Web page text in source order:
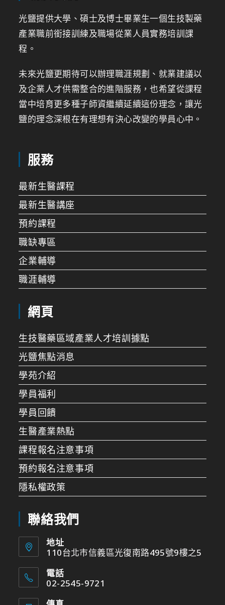
光鹽提供大學、碩士及博士畢業生一個生技製藥
產業職前銜接訓練及職場從業人員實務培訓課
程。
未來光鹽更期待可以辦理職涯規劃、就業建議以
及企業人才供需整合的進階服務，也希望從課程
當中培育更多種子師資繼續延續這份理念，讓光
鹽的理念深根在有理想有決心改變的學員心中。
服務
最新生醫課程
最新生醫講座
預約課程
職缺專區
企業輔導
職涯輔導
網頁
生技醫藥區域產業人才培訓據點
光鹽焦點消息
學苑介紹
學員福利
學員回饋
生醫產業熱點
課程報名注意事項
預約報名注意事項
隱私權政策
聯絡我們
地址
110台北市信義區光復南路495號9樓之5
電話
02-2545-9721